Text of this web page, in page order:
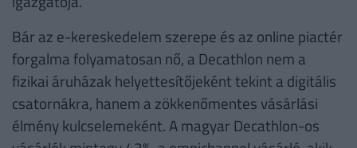
Bár az e-kereskedelem szerepe és az online piactér
forgalma folyamatosan nő, a Decathlon nem a
fizikai áruházak helyettesítőjeként tekint a digitális
csatornákra, hanem a zökkenőmentes vásárlási
élmény kulcselemeként. A magyar Decathlon-os